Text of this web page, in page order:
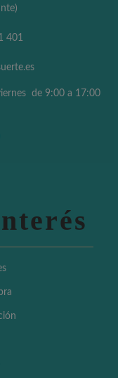
401
de 9:00 a 17:00